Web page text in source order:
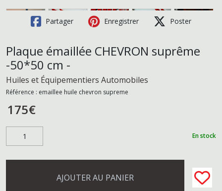
Partager Enregistrer Poster
Plaque émaillée CHEVRON suprême
-50*50 cm -
Huiles et Équipementiers Automobiles
Référence : emaillee huile chevron supreme
175€
En stock
AJOUTER AU PANIER